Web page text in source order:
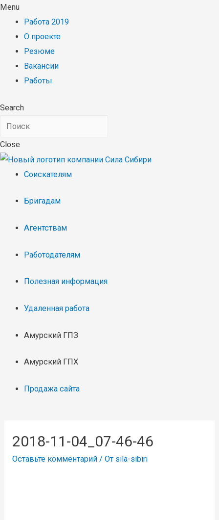
Menu
Работа 2019
О проекте
Резюме
Вакансии
Работы
Search
Close
Соискателям
Бригадам
Агентствам
Работодателям
Полезная информация
Удаленная работа
Амурский ГПЗ
Амурский ГПХ
Продажа сайта
2018-11-04_07-46-46
Оставьте комментарий / От sila-sibiri